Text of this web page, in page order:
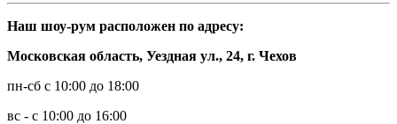
Наш шоу-рум расположен по адресу:
Московская область, Уездная ул., 24, г. Чехов
пн-сб с 10:00 до 18:00
вс - с 10:00 до 16:00